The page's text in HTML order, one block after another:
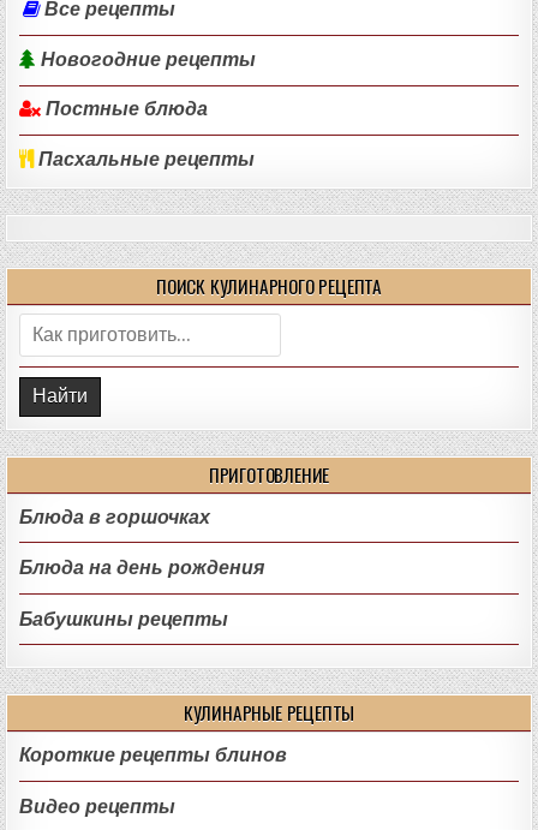
Все рецепты
Новогодние рецепты
Постные блюда
Пасхальные рецепты
ПОИСК КУЛИНАРНОГО РЕЦЕПТА
Поиск:
ПРИГОТОВЛЕНИЕ
Блюда в горшочках
Блюда на день рождения
Бабушкины рецепты
КУЛИНАРНЫЕ РЕЦЕПТЫ
Короткие рецепты блинов
Видео рецепты